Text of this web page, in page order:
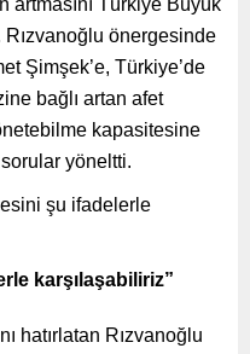
Rızvanoğlu önergesinde
Şimşek’e, Türkiye’de
bağlı artan afet
kapasitesine
yöneltti.
şu ifadelerle
karşılaşabiliriz”
hatırlatan Rızvanoğlu